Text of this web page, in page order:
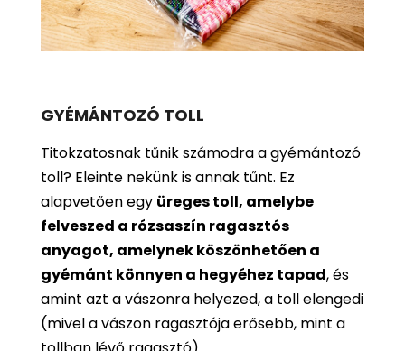
GYÉMÁNTOZÓ TOLL
Titokzatosnak tűnik számodra a gyémántozó
toll? Eleinte nekünk is annak tűnt. Ez
alapvetően egy üreges toll, amelybe
felveszed a rózsaszín ragasztós
anyagot, amelynek köszönhetően a
gyémánt könnyen a hegyéhez tapad, és
amint azt a vászonra helyezed, a toll elengedi
(mivel a vászon ragasztója erősebb, mint a